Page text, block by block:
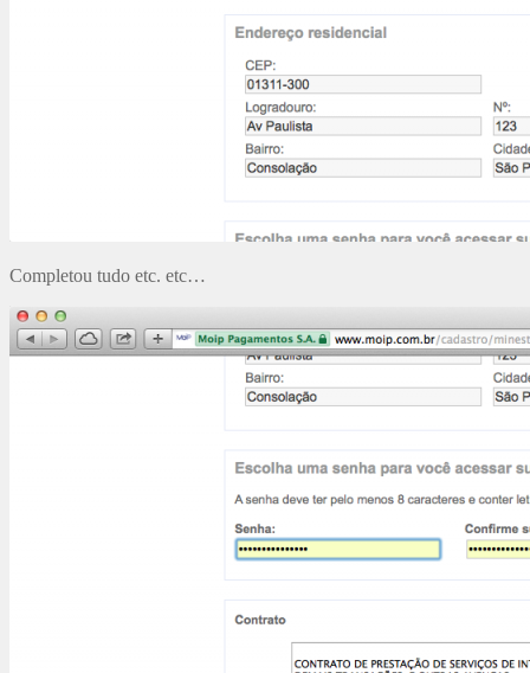
Completou tudo etc. etc…